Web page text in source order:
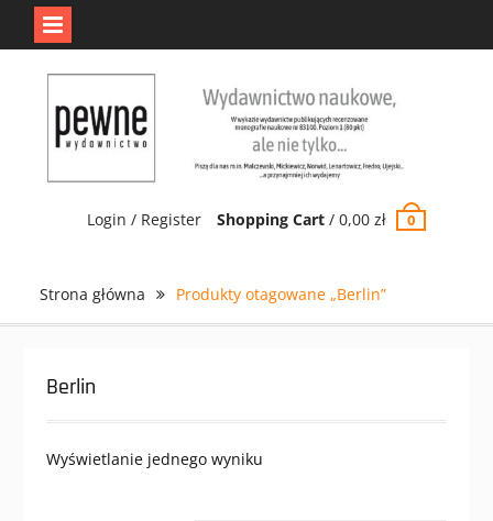
Login / Register Shopping Cart /0,00zł 0
Strona główna Produkty otagowane „Berlin”
Berlin
Wyświetlanie jednego wyniku